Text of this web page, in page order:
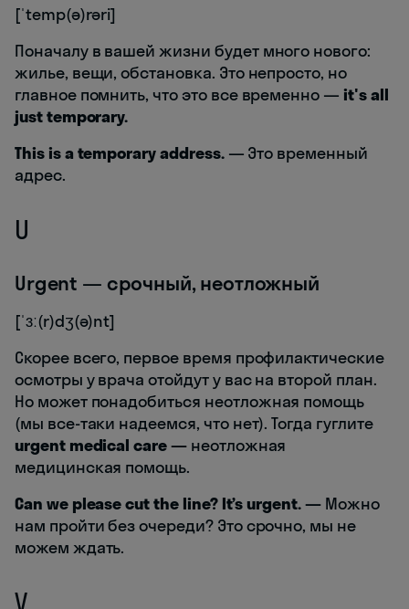
[ˈtemp(ə)rəri]
Поначалу в вашей жизни будет много нового:
жилье, вещи, обстановка. Это непросто, но
главное помнить, что это все временно —it's all
just temporary.
This is a temporary address.— Это временный
адрес.
U
Urgent — срочный, неотложный
[ˈɜː(r)dʒ(ə)nt]
Скорее всего, первое время профилактические
осмотры у врача отойдут у вас на второй план.
Но может понадобиться неотложная помощь
(мы все-таки надеемся, что нет). Тогда гуглите
urgent medical care—неотложная
медицинская помощь.
Can we please cut the line? It’s urgent. —Можно
нам пройти без очереди? Это срочно, мы не
можем ждать.
V